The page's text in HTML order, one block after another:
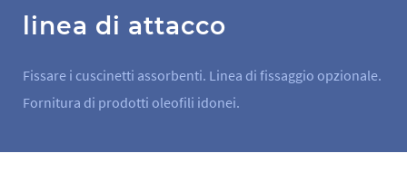
linea di attacco
Fissare i cuscinetti assorbenti. Linea di fissaggio opzionale.
Fornitura di prodotti oleofili idonei.